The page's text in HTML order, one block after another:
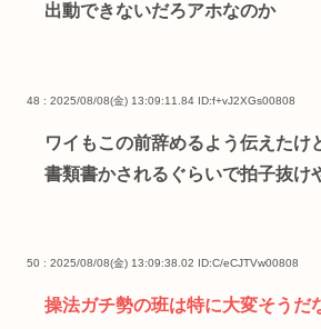
出動できないだろアホなのか
48 : 2025/08/08(金) 13:09:11.84 ID:f+vJ2XGs00808
ワイもこの前辞めるよう伝えたけ
書類書かされるぐらいで拍子抜け
50 : 2025/08/08(金) 13:09:38.02 ID:C/eCJTVw00808
操法ガチ勢の班は特に大変そうだ